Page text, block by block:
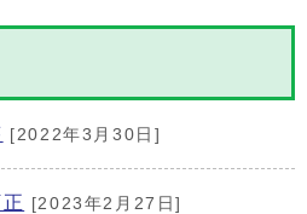
[2022年3月30日]
[2023年2月27日]